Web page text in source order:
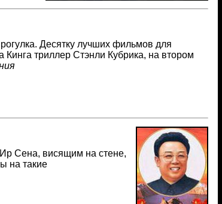
Десятку лучших фильмов для
триллер Стэнли Кубрика, на втором
Сена, висящим на стене,
на такие